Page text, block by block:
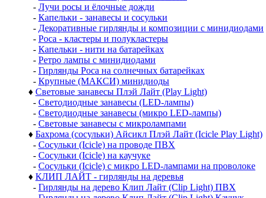
- Лучи росы и ёлочные дожди
- Капельки - занавесы и сосульки
- Декоративные гирлянды и композиции с минидиодами
- Роса - кластеры и полукластеры
- Капельки - нити на батарейках
- Ретро лампы с минидиодами
- Гирлянды Роса на солнечных батарейках
- Крупные (МАКСИ) минидиоды
♦ Световые занавесы Плэй Лайт (Play Light)
- Светодиодные занавесы (LED-лампы)
- Светодиодные занавесы (микро LED-лампы)
- Световые занавесы с микролампами
♦ Бахрома (сосульки) Айсикл Плэй Лайт (Icicle Play Light)
- Сосульки (Icicle) на проводе ПВХ
- Сосульки (Icicle) на каучуке
- Сосульки (Icicle) с микро LED-лампами на проволоке
♦ КЛИП ЛАЙТ - гирлянды на деревья
- Гирлянды на дерево Клип Лайт (Clip Light) ПВХ